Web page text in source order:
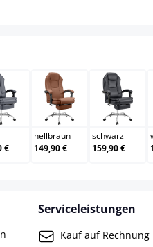
grau
€
hellbraun
hellbraun
149,90 €
schwarz
schwarz
159,90 €
Serviceleistungen
Kauf auf Rechnung